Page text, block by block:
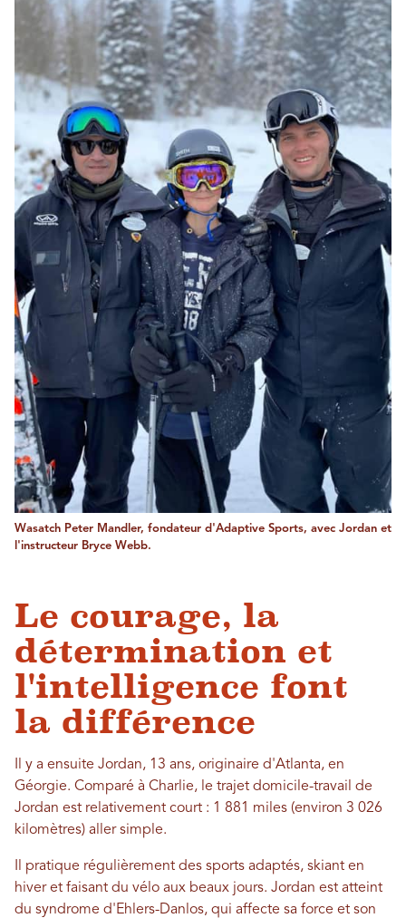
Wasatch Peter Mandler, fondateur d'Adaptive Sports, avec Jordan et
l'instructeur Bryce Webb.
Le courage, la
détermination et
l'intelligence font
la différence
Il y a ensuite Jordan, 13 ans, originaire d'Atlanta, en
Géorgie. Comparé à Charlie, le trajet domicile-travail de
Jordan est relativement court : 1 881 miles (environ 3 026
kilomètres) aller simple.
Il pratique régulièrement des sports adaptés, skiant en
hiver et faisant du vélo aux beaux jours. Jordan est atteint
du syndrome d'Ehlers-Danlos, qui affecte sa force et son